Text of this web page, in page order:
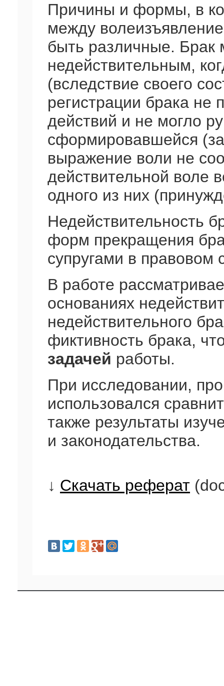
Причины и формы, в
между
быть различные. Брак
недействительным,
(вследствие своего
регистрации брака не
действий и не могло
сформировавшейся
выражение воли не
действительной воле
одного из них
Недействительность
форм прекращения
супругами в правовом
В работе
основаниях
недействительного
фиктивность брака,
задачей работы.
При исследовании,
использовался
также результаты
и законодательства.
↓ Скачать реферат